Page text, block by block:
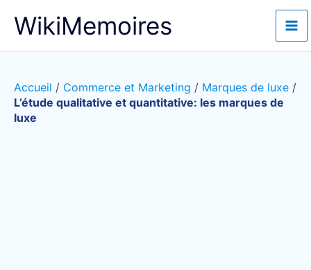
WikiMemoires
Accueil / Commerce et Marketing / Marques de luxe /
L’étude qualitative et quantitative: les marques de
luxe